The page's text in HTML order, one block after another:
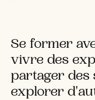
Se former
vivre des
partager des
explorer